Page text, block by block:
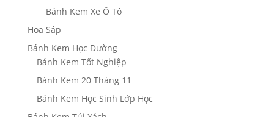
Bánh Kem Xe Ô Tô
Hoa Sáp
Bánh Kem Học Đường
Bánh Kem Tốt Nghiệp
Bánh Kem 20 Tháng 11
Bánh Kem Học Sinh Lớp Học